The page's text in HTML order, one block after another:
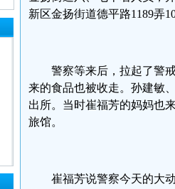
新区金扬街道德平路1189弄
警察等来后，拉起了警
来的食品也被收走。孙建敏
出所。当时崔福芳的妈妈也
旅馆。
崔福芳说警察今天的大